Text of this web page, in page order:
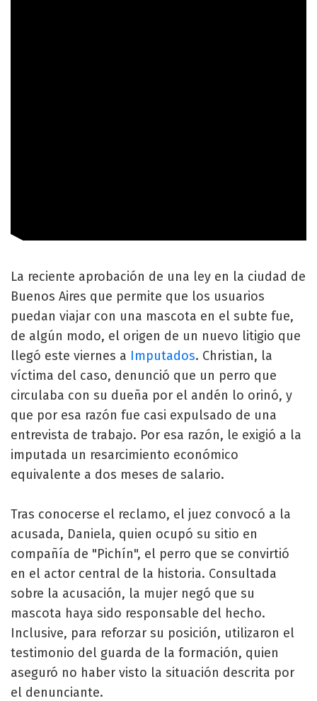
La reciente aprobación de una ley en la ciudad de
Buenos Aires que permite que los usuarios
puedan viajar con una mascota en el subte fue,
de algún modo, el origen de un nuevo litigio que
llegó este viernes a Imputados. Christian, la
víctima del caso, denunció que un perro que
circulaba con su dueña por el andén lo orinó, y
que por esa razón fue casi expulsado de una
entrevista de trabajo. Por esa razón, le exigió a la
imputada un resarcimiento económico
equivalente a dos meses de salario.
Tras conocerse el reclamo, el juez convocó a la
acusada, Daniela, quien ocupó su sitio en
compañía de "Pichín", el perro que se convirtió
en el actor central de la historia. Consultada
sobre la acusación, la mujer negó que su
mascota haya sido responsable del hecho.
Inclusive, para reforzar su posición, utilizaron el
testimonio del guarda de la formación, quien
aseguró no haber visto la situación descrita por
el denunciante.